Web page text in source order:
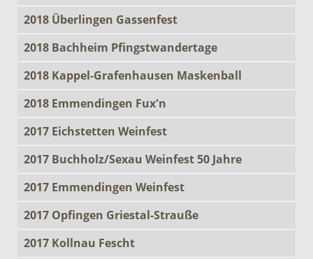
2018 Überlingen Gassenfest
2018 Bachheim Pfingstwandertage
2018 Kappel-Grafenhausen Maskenball
2018 Emmendingen Fux'n
2017 Eichstetten Weinfest
2017 Buchholz/Sexau Weinfest 50 Jahre
2017 Emmendingen Weinfest
2017 Opfingen Griestal-Strauße
2017 Kollnau Fescht